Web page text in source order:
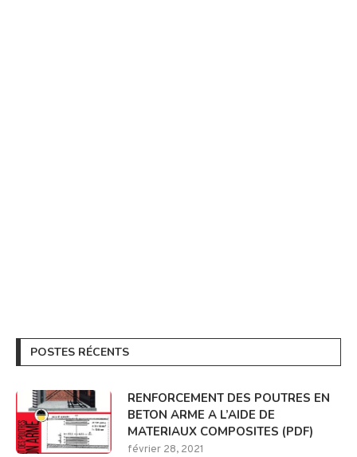
POSTES RÉCENTS
RENFORCEMENT DES POUTRES EN
BETON ARME A L’AIDE DE
MATERIAUX COMPOSITES (PDF)
février 28, 2021